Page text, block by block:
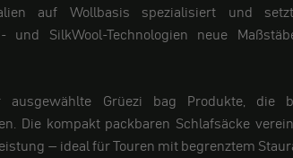
auf Wollbasis spezialisiert und
und SilkWool-Technologien neue
Grüezi bag Produkte, die
Die kompakt packbaren Schlafsäcke
– ideal für Touren mit begrenztem